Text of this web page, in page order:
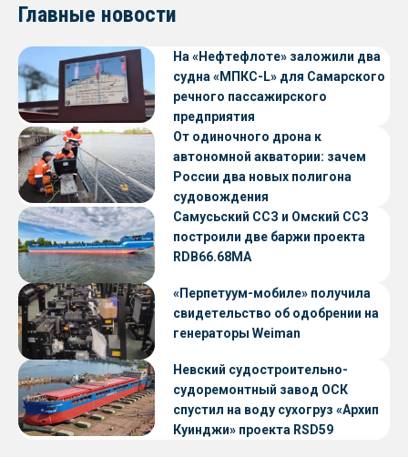
Главные новости
На «Нефтефлоте» заложили два
судна «МПКС-L» для Самарского
речного пассажирского
предприятия
От одиночного дрона к
автономной акватории: зачем
России два новых полигона
судовождения
Самусьский ССЗ и Омский ССЗ
построили две баржи проекта
RDB66.68МА
«Перпетуум-мобиле» получила
свидетельство об одобрении на
генераторы Weiman
Невский судостроительно-
судоремонтный завод ОСК
спустил на воду сухогруз «Архип
Куинджи» проекта RSD59